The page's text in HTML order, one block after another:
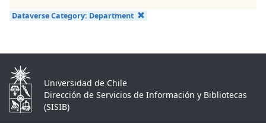
Dataverse Category: Department
Universidad de Chile
Dirección de Servicios de Información y Bibliotecas
(SISIB)